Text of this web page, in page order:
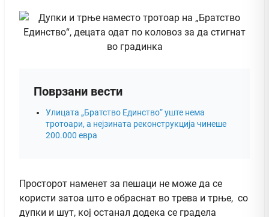
Поврзани вести
Улицата „Братство Единство“ уште нема
тротоари, а нејзината реконструкција чинеше
200.000 евра
Просторот наменет за пешаци не може да се
користи затоа што е обраснат во трева и трње, со
дупки и шут, кој останал додека се градела